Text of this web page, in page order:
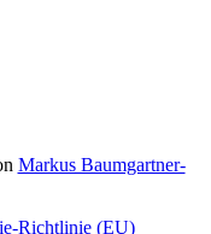
Markus Baumgartner-
Richtlinie (EU)